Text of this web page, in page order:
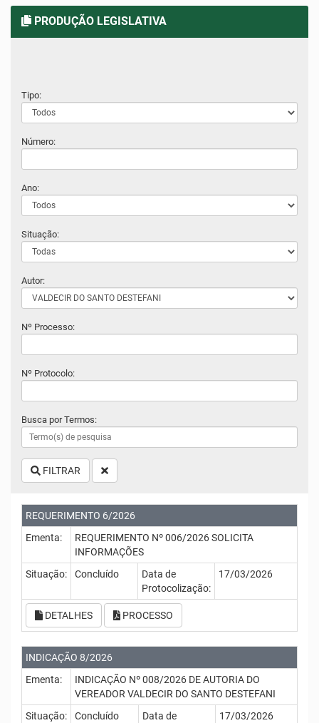
PRODUÇÃO LEGISLATIVA
Tipo:
Número:
Ano:
Situação:
Autor:
Nº Processo:
Nº Protocolo:
Busca por Termos:
FILTRAR
REQUERIMENTO 6/2026
Ementa:
REQUERIMENTO Nº 006/2026 SOLICITA
INFORMAÇÕES
Situação:
Concluído
Data de
Protocolização:
17/03/2026
DETALHES PROCESSO
INDICAÇÃO 8/2026
Ementa:
INDICAÇÃO Nº 008/2026 DE AUTORIA DO
VEREADOR VALDECIR DO SANTO DESTEFANI
Situação:
Concluído
Data de
17/03/2026